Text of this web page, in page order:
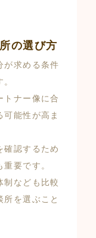
の選び方
が求める条件
トナー像に合
能性が高ま
確認するため
要です。
制なども比較
を選ぶこと